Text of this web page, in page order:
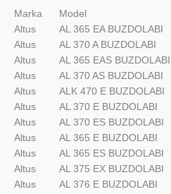
Marka
Model
Altus
AL 365 EA BUZDOLABI
Altus
AL 370 A BUZDOLABI
Altus
AL 365 EAS BUZDOLABI
Altus
AL 370 AS BUZDOLABI
Altus
ALK 470 E BUZDOLABI
Altus
AL 370 E BUZDOLABI
Altus
AL 370 ES BUZDOLABI
Altus
AL 365 E BUZDOLABI
Altus
AL 365 ES BUZDOLABI
Altus
AL 375 EX BUZDOLABI
Altus
AL 376 E BUZDOLABI